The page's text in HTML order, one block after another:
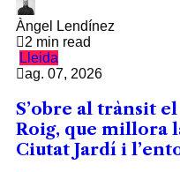
Àngel Lendínez
2 min read
Lleida
ag. 07, 2026
S’obre al trànsit
Roig, que millora
Ciutat Jardí i